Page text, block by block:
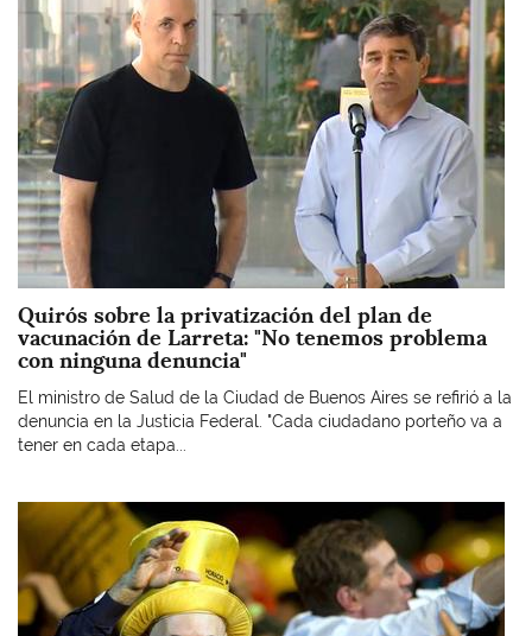
Quirós sobre la privatización del plan de
vacunación de Larreta: "No tenemos problema
con ninguna denuncia"
El ministro de Salud de la Ciudad de Buenos Aires se refirió a la
denuncia en la Justicia Federal. "Cada ciudadano porteño va a
tener en cada etapa...
Imagen